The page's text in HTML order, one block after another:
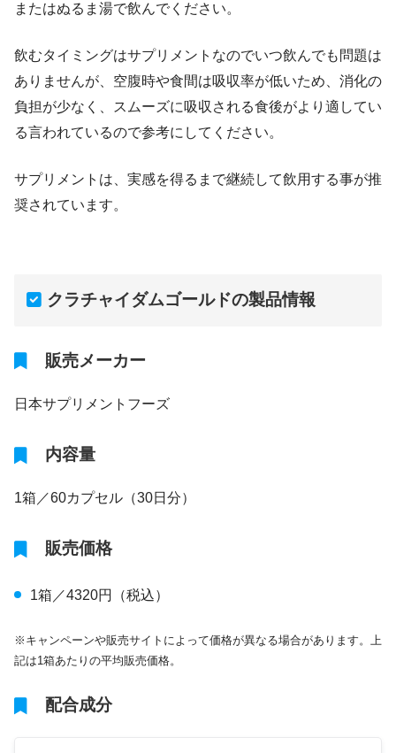
またはぬるま湯で飲んでください。
飲むタイミングはサプリメントなのでいつ飲んでも問題は
ありませんが、空腹時や食間は吸収率が低いため、消化の
負担が少なく、スムーズに吸収される食後がより適してい
る言われているので参考にしてください。
サプリメントは、実感を得るまで継続して飲用する事が推
奨されています。
クラチャイダムゴールドの製品情報
販売メーカー
日本サプリメントフーズ
内容量
1箱／60カプセル（30日分）
販売価格
1箱／4320円（税込）
※キャンペーンや販売サイトによって価格が異なる場合があります。上
記は1箱あたりの平均販売価格。
配合成分